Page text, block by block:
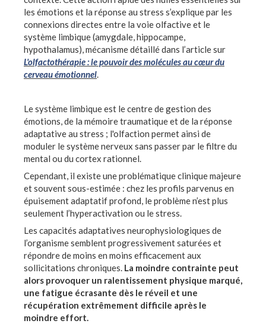
les émotions et la réponse au stress s’explique par les
connexions directes entre la voie olfactive et le
système limbique (amygdale, hippocampe,
hypothalamus), mécanisme détaillé dans l’article sur
L'olfactothérapie : le pouvoir des molécules au cœur du
cerveau émotionnel.
Le système limbique est le centre de gestion des
émotions, de la mémoire traumatique et de la réponse
adaptative au stress ; l'olfaction permet ainsi de
moduler le système nerveux sans passer par le filtre du
mental ou du cortex rationnel.
Cependant, il existe une problématique clinique majeure
et souvent sous-estimée : chez les profils parvenus en
épuisement adaptatif profond, le problème n’est plus
seulement l’hyperactivation ou le stress.
Les capacités adaptatives neurophysiologiques de
l’organisme semblent progressivement saturées et
répondre de moins en moins efficacement aux
sollicitations chroniques. La moindre contrainte peut
alors provoquer un ralentissement physique marqué,
une fatigue écrasante dès le réveil et une
récupération extrêmement difficile après le
moindre effort.